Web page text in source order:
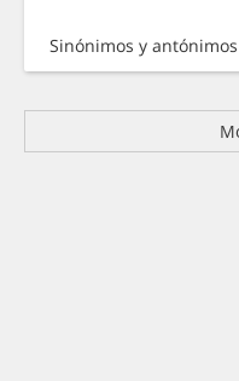
Sinónimos y antónimos